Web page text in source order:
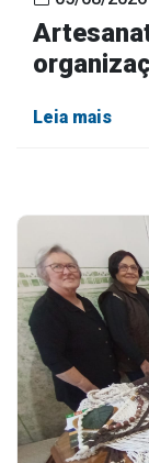
Leia mais